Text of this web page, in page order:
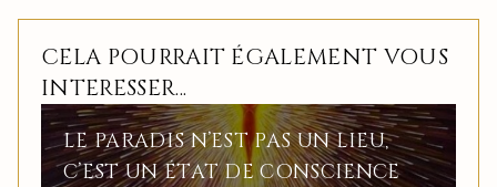
CELA POURRAIT ÉGALEMENT VOUS
INTERESSER...
LE PARADIS N’EST PAS UN LIEU,
C’EST UN ÉTAT DE CONSCIENCE